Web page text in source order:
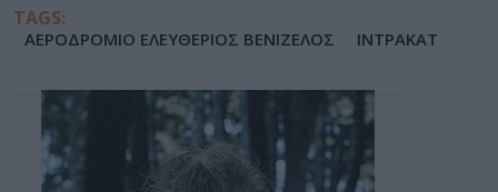
TAGS:
ΑΕΡΟΔΡΟΜΙΟ ΕΛΕΥΘΕΡΙΟΣ ΒΕΝΙΖΕΛΟΣ ΙΝΤΡΑΚΑΤ